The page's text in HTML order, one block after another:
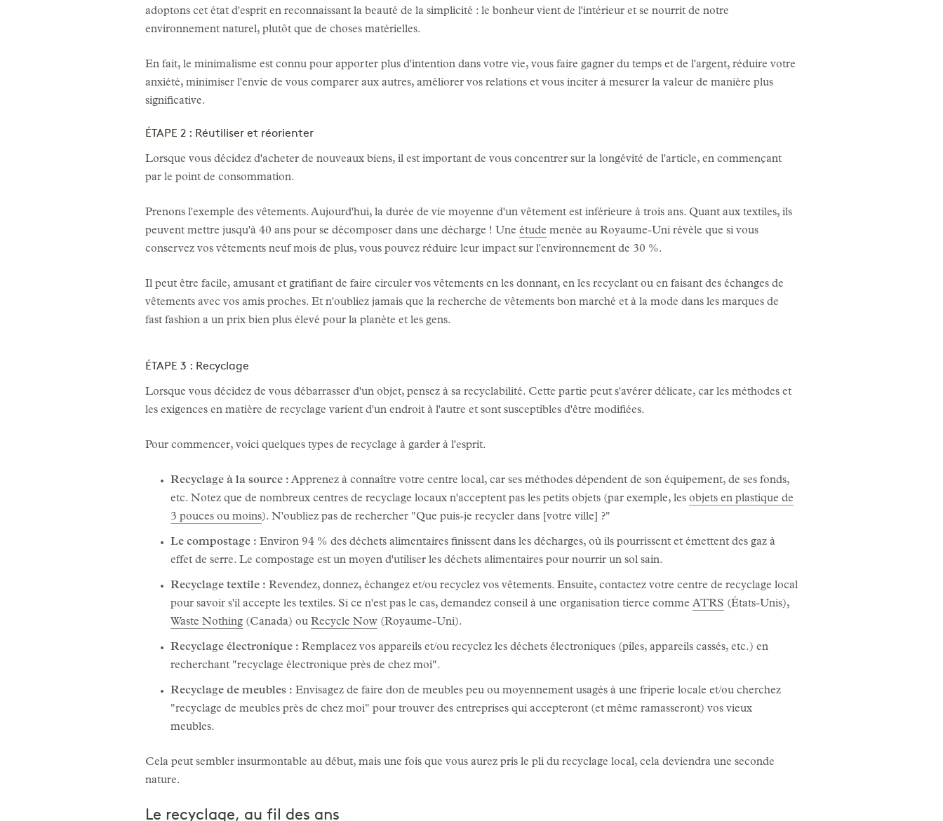
adoptons cet état d'esprit en reconnaissant la beauté de la simplicité : le bonheur vient de l'intérieur et se nourrit de notre
environnement naturel, plutôt que de choses matérielles.
En fait, le minimalisme est connu pour apporter plus d'intention dans votre vie, vous faire gagner du temps et de l'argent, réduire votre
anxiété, minimiser l'envie de vous comparer aux autres, améliorer vos relations et vous inciter à mesurer la valeur de manière plus
significative.
ÉTAPE 2 : Réutiliser et réorienter
Lorsque vous décidez d'acheter de nouveaux biens, il est important de vous concentrer sur la longévité de l'article, en commençant
par le point de consommation.
Prenons l'exemple des vêtements. Aujourd'hui, la durée de vie moyenne d'un vêtement est inférieure à trois ans. Quant aux textiles, ils
peuvent mettre jusqu'à 40 ans pour se décomposer dans une décharge ! Une étude menée au Royaume-Uni révèle que si vous
conservez vos vêtements neuf mois de plus, vous pouvez réduire leur impact sur l'environnement de 30 %.
Il peut être facile, amusant et gratifiant de faire circuler vos vêtements en les donnant, en les recyclant ou en faisant des échanges de
vêtements avec vos amis proches. Et n'oubliez jamais que la recherche de vêtements bon marché et à la mode dans les marques de
fast fashion a un prix bien plus élevé pour la planète et les gens.
ÉTAPE 3 : Recyclage
Lorsque vous décidez de vous débarrasser d'un objet, pensez à sa recyclabilité. Cette partie peut s'avérer délicate, car les méthodes et
les exigences en matière de recyclage varient d'un endroit à l'autre et sont susceptibles d'être modifiées.
Pour commencer, voici quelques types de recyclage à garder à l'esprit.
Recyclage à la source : Apprenez à connaître votre centre local, car ses méthodes dépendent de son équipement, de ses fonds,
etc. Notez que de nombreux centres de recyclage locaux n'acceptent pas les petits objets (par exemple, les objets en plastique de
3 pouces ou moins). N'oubliez pas de rechercher "Que puis-je recycler dans [votre ville] ?"
Le compostage : Environ 94 % des déchets alimentaires finissent dans les décharges, où ils pourrissent et émettent des gaz à
effet de serre. Le compostage est un moyen d'utiliser les déchets alimentaires pour nourrir un sol sain.
Recyclage textile : Revendez, donnez, échangez et/ou recyclez vos vêtements. Ensuite, contactez votre centre de recyclage local
pour savoir s'il accepte les textiles. Si ce n'est pas le cas, demandez conseil à une organisation tierce comme ATRS (États-Unis),
Waste Nothing (Canada) ou Recycle Now (Royaume-Uni).
Recyclage électronique : Remplacez vos appareils et/ou recyclez les déchets électroniques (piles, appareils cassés, etc.) en
recherchant "recyclage électronique près de chez moi".
Recyclage de meubles : Envisagez de faire don de meubles peu ou moyennement usagés à une friperie locale et/ou cherchez
"recyclage de meubles près de chez moi" pour trouver des entreprises qui accepteront (et même ramasseront) vos vieux
meubles.
Cela peut sembler insurmontable au début, mais une fois que vous aurez pris le pli du recyclage local, cela deviendra une seconde
nature.
Le recyclage, au fil des ans